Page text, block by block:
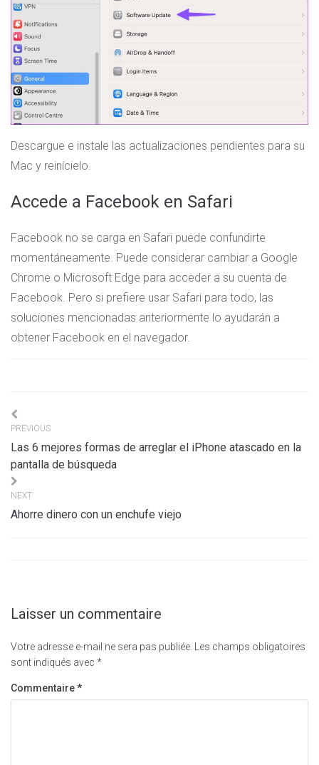
Descargue e instale las actualizaciones pendientes para su
Mac y reinícielo.
Accede a Facebook en Safari
Facebook no se carga en Safari puede confundirte
momentáneamente. Puede considerar cambiar a Google
Chrome o Microsoft Edge para acceder a su cuenta de
Facebook. Pero si prefiere usar Safari para todo, las
soluciones mencionadas anteriormente lo ayudarán a
obtener Facebook en el navegador.
Navigation
de
l’article
PREVIOUS
Las 6 mejores formas de arreglar el iPhone atascado en la
pantalla de búsqueda
NEXT
Ahorre dinero con un enchufe viejo
Laisser un commentaire
Votre adresse e-mail ne sera pas publiée.
Les champs obligatoires
sont indiqués avec *
Commentaire*